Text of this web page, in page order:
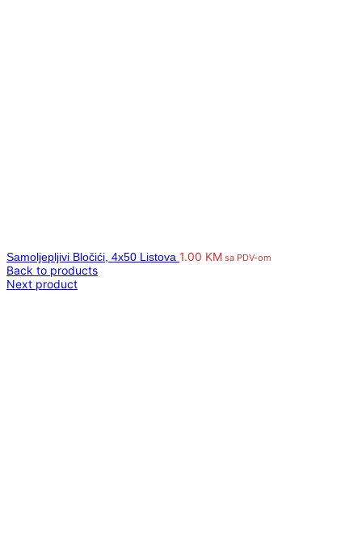
Samoljepljivi Bločići, 4x50 Listova 1.00 KM sa PDV-om
Back to products
Next product